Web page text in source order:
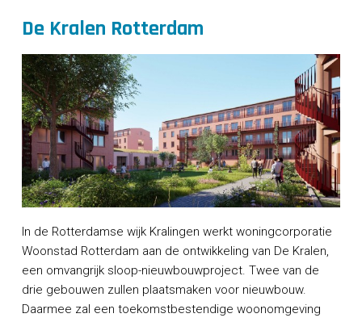
De Kralen Rotterdam
In de Rotterdamse wijk Kralingen werkt woningcorporatie
Woonstad Rotterdam aan de ontwikkeling van De Kralen,
een omvangrijk sloop-nieuwbouwproject. Twee van de
drie gebouwen zullen plaatsmaken voor nieuwbouw.
Daarmee zal een toekomstbestendige woonomgeving